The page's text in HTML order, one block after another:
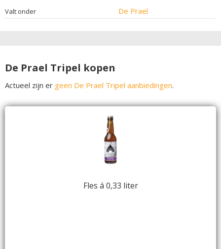
Valt onder De Prael
De Prael Tripel kopen
Actueel zijn er geen De Prael Tripel aanbiedingen.
Fles á 0,33 liter